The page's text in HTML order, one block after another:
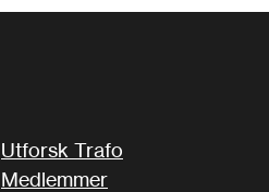
Utforsk Trafo
Medlemmer